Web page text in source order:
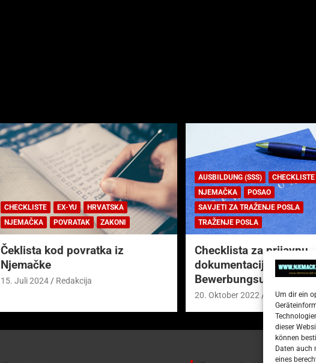
Um dir ein
dieser
können
Daten auch
eines
CHECKLISTE EX-YU
HRVATSKA
NJEMAČKA
POVRATAK ZAKONI
Čeklista kod povratka iz
Njemačke
15. Juli 2024 Redakcija
AUSBILDUNG (SSS)
CHECKLISTE
NJEMAČKA
POSAO
SAVJETI ZA TRAŽENJE POSLA
TRAŽENJE POSLA
Checklista za prijavnu
dokumentaciju (njem.
20. Oktober 2022 Redakcija